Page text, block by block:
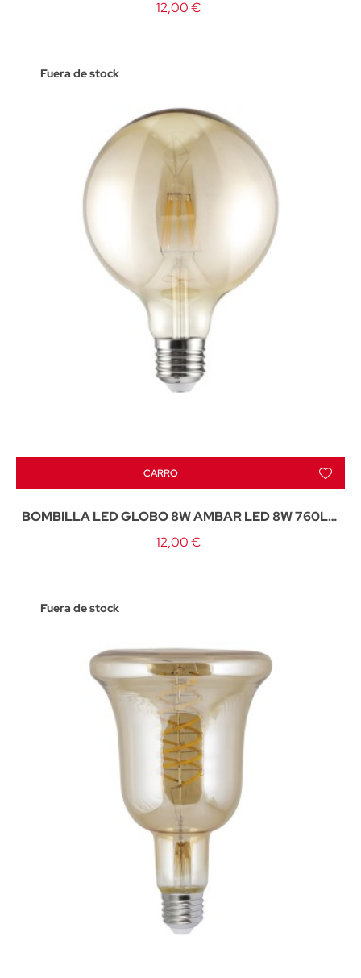
4000K - E-27
12,00 €
Fuera de stock
CARRO
BOMBILLA LED GLOBO 8W AMBAR LED 8W 760LM
3000K - E-27
12,00 €
Fuera de stock